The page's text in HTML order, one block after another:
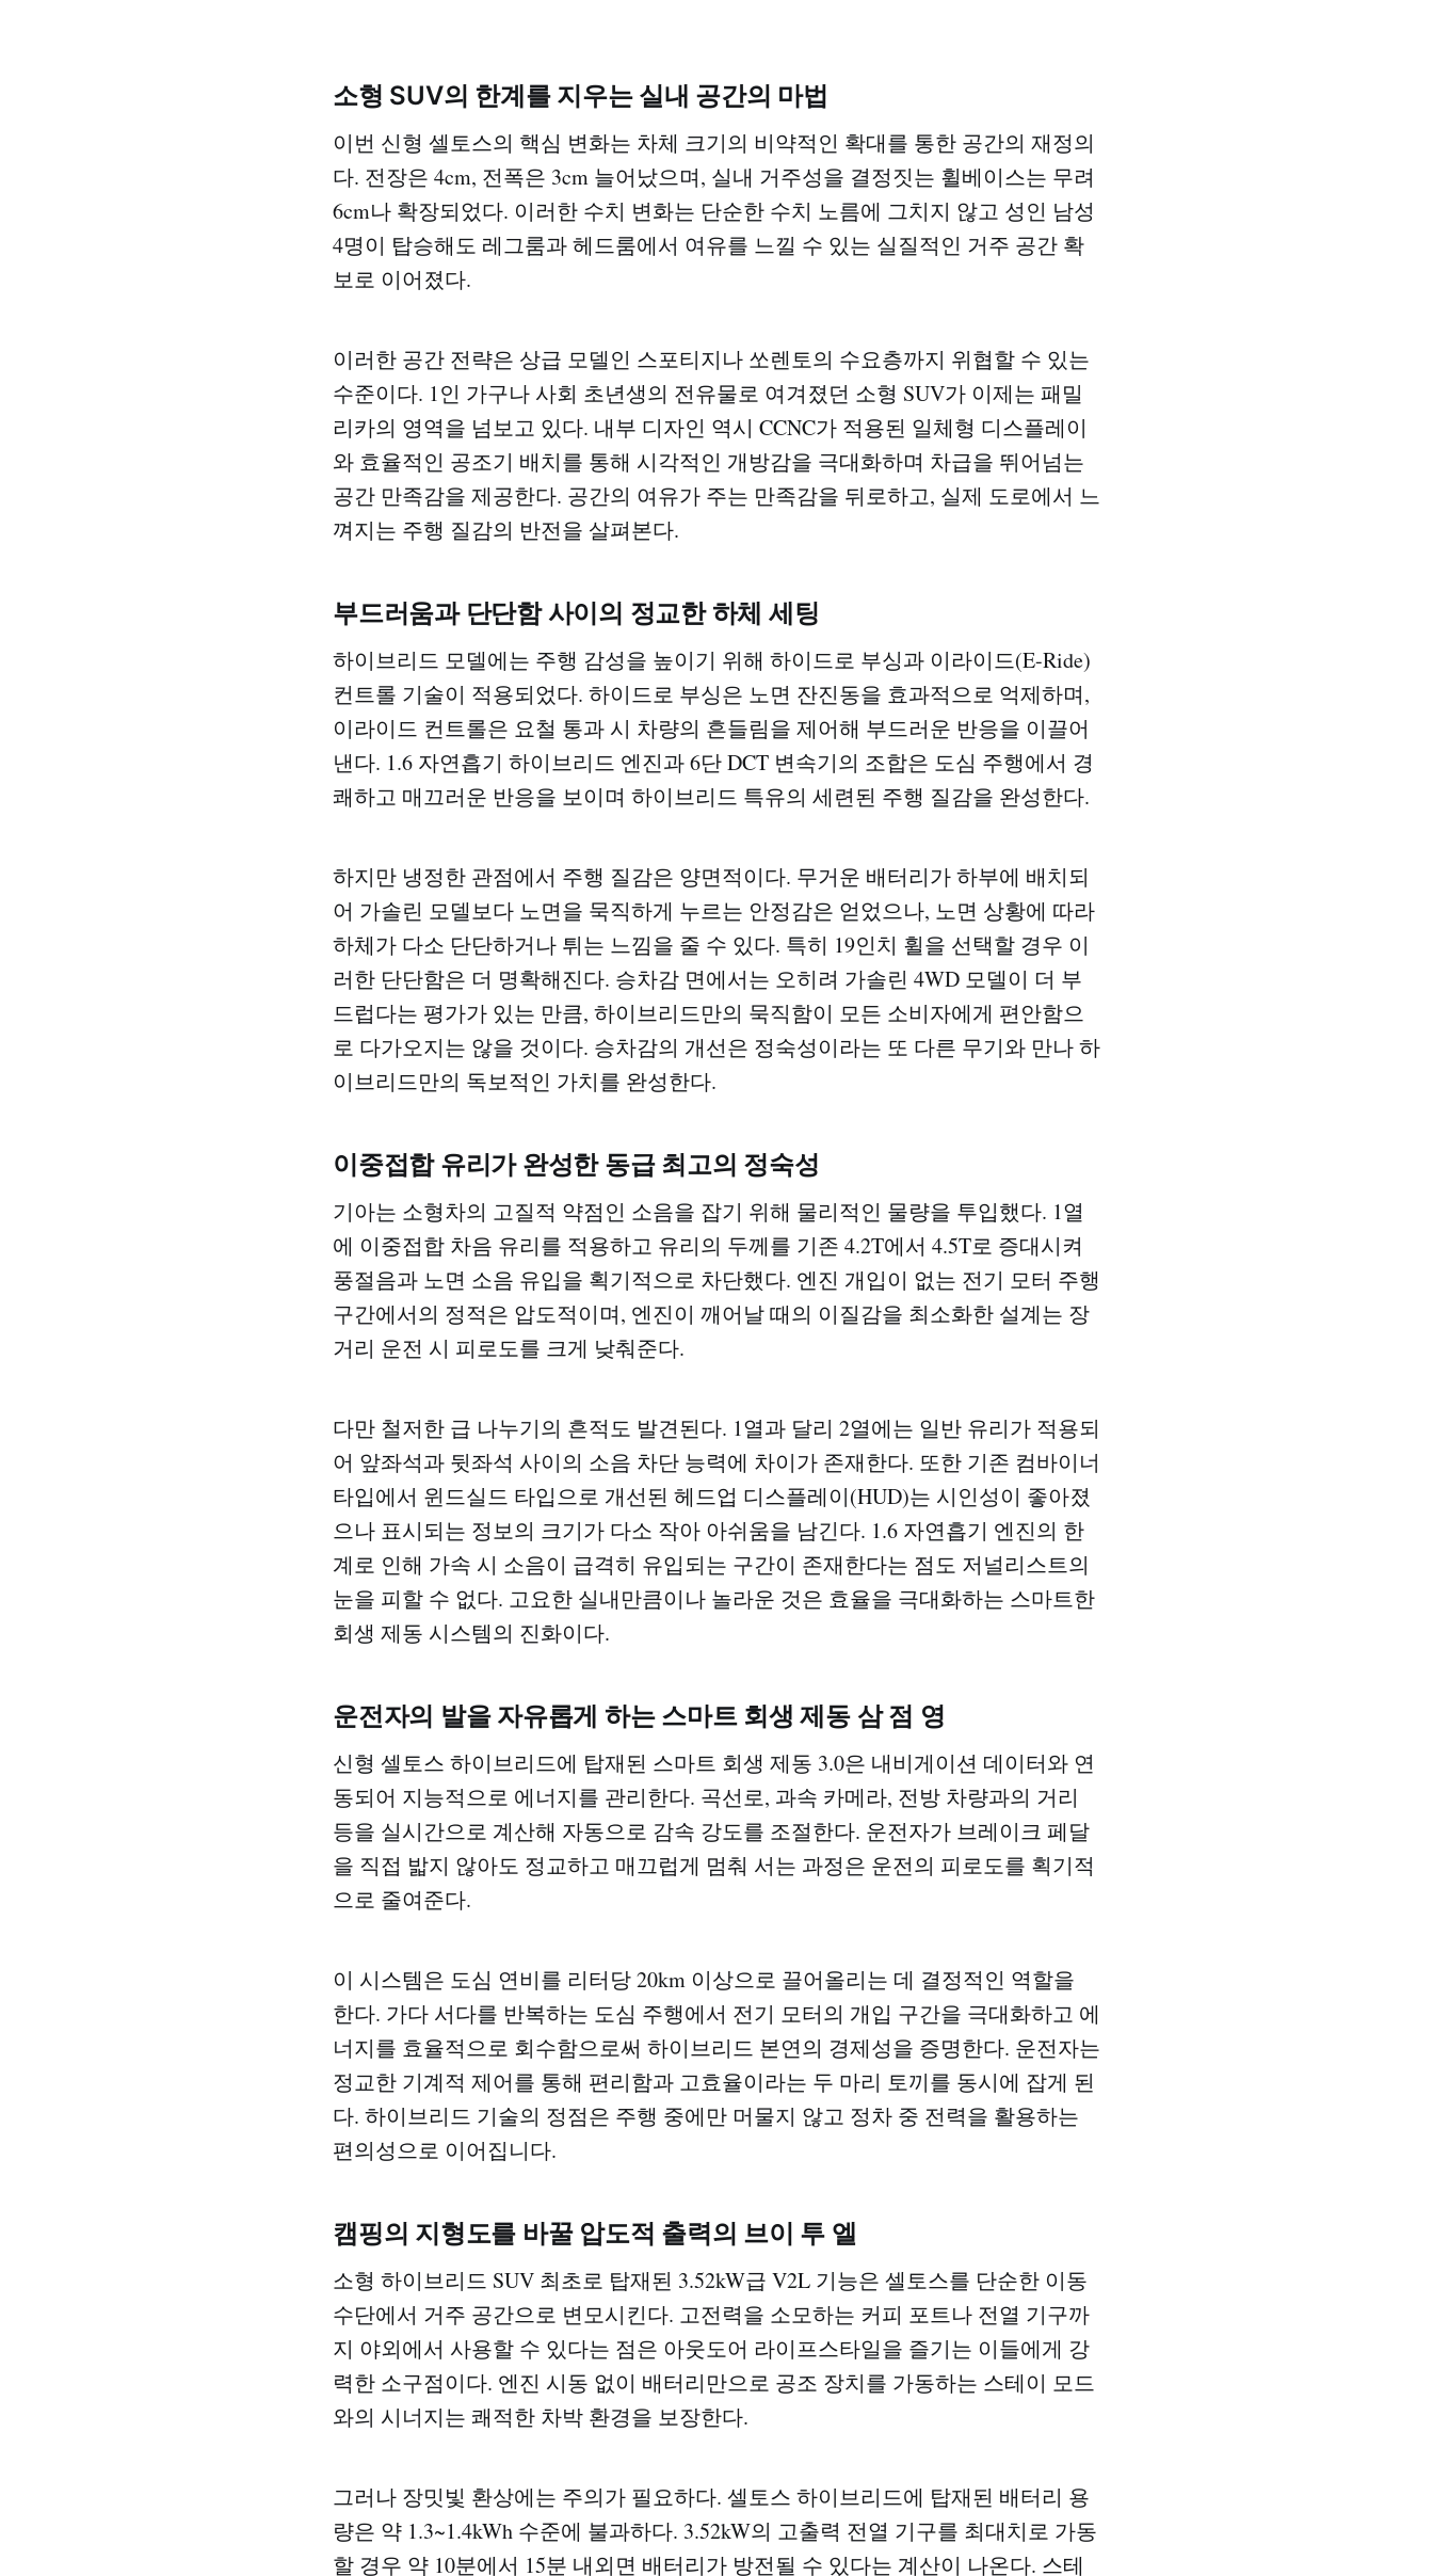
소형 SUV의 한계를 지우는 실내 공간의 마법
이번 신형 셀토스의 핵심 변화는 차체 크기의 비약적인 확대를 통한 공간의 재정의
다. 전장은 4cm, 전폭은 3cm 늘어났으며, 실내 거주성을 결정짓는 휠베이스는 무려
6cm나 확장되었다. 이러한 수치 변화는 단순한 수치 노름에 그치지 않고 성인 남성
4명이 탑승해도 레그룸과 헤드룸에서 여유를 느낄 수 있는 실질적인 거주 공간 확
보로 이어졌다.
이러한 공간 전략은 상급 모델인 스포티지나 쏘렌토의 수요층까지 위협할 수 있는
수준이다. 1인 가구나 사회 초년생의 전유물로 여겨졌던 소형 SUV가 이제는 패밀
리카의 영역을 넘보고 있다. 내부 디자인 역시 CCNC가 적용된 일체형 디스플레이
와 효율적인 공조기 배치를 통해 시각적인 개방감을 극대화하며 차급을 뛰어넘는
공간 만족감을 제공한다. 공간의 여유가 주는 만족감을 뒤로하고, 실제 도로에서 느
껴지는 주행 질감의 반전을 살펴본다.
부드러움과 단단함 사이의 정교한 하체 세팅
하이브리드 모델에는 주행 감성을 높이기 위해 하이드로 부싱과 이라이드(E-Ride)
컨트롤 기술이 적용되었다. 하이드로 부싱은 노면 잔진동을 효과적으로 억제하며,
이라이드 컨트롤은 요철 통과 시 차량의 흔들림을 제어해 부드러운 반응을 이끌어
낸다. 1.6 자연흡기 하이브리드 엔진과 6단 DCT 변속기의 조합은 도심 주행에서 경
쾌하고 매끄러운 반응을 보이며 하이브리드 특유의 세련된 주행 질감을 완성한다.
하지만 냉정한 관점에서 주행 질감은 양면적이다. 무거운 배터리가 하부에 배치되
어 가솔린 모델보다 노면을 묵직하게 누르는 안정감은 얻었으나, 노면 상황에 따라
하체가 다소 단단하거나 튀는 느낌을 줄 수 있다. 특히 19인치 휠을 선택할 경우 이
러한 단단함은 더 명확해진다. 승차감 면에서는 오히려 가솔린 4WD 모델이 더 부
드럽다는 평가가 있는 만큼, 하이브리드만의 묵직함이 모든 소비자에게 편안함으
로 다가오지는 않을 것이다. 승차감의 개선은 정숙성이라는 또 다른 무기와 만나 하
이브리드만의 독보적인 가치를 완성한다.
이중접합 유리가 완성한 동급 최고의 정숙성
기아는 소형차의 고질적 약점인 소음을 잡기 위해 물리적인 물량을 투입했다. 1열
에 이중접합 차음 유리를 적용하고 유리의 두께를 기존 4.2T에서 4.5T로 증대시켜
풍절음과 노면 소음 유입을 획기적으로 차단했다. 엔진 개입이 없는 전기 모터 주행
구간에서의 정적은 압도적이며, 엔진이 깨어날 때의 이질감을 최소화한 설계는 장
거리 운전 시 피로도를 크게 낮춰준다.
다만 철저한 급 나누기의 흔적도 발견된다. 1열과 달리 2열에는 일반 유리가 적용되
어 앞좌석과 뒷좌석 사이의 소음 차단 능력에 차이가 존재한다. 또한 기존 컴바이너
타입에서 윈드실드 타입으로 개선된 헤드업 디스플레이(HUD)는 시인성이 좋아졌
으나 표시되는 정보의 크기가 다소 작아 아쉬움을 남긴다. 1.6 자연흡기 엔진의 한
계로 인해 가속 시 소음이 급격히 유입되는 구간이 존재한다는 점도 저널리스트의
눈을 피할 수 없다. 고요한 실내만큼이나 놀라운 것은 효율을 극대화하는 스마트한
회생 제동 시스템의 진화이다.
운전자의 발을 자유롭게 하는 스마트 회생 제동 삼 점 영
신형 셀토스 하이브리드에 탑재된 스마트 회생 제동 3.0은 내비게이션 데이터와 연
동되어 지능적으로 에너지를 관리한다. 곡선로, 과속 카메라, 전방 차량과의 거리
등을 실시간으로 계산해 자동으로 감속 강도를 조절한다. 운전자가 브레이크 페달
을 직접 밟지 않아도 정교하고 매끄럽게 멈춰 서는 과정은 운전의 피로도를 획기적
으로 줄여준다.
이 시스템은 도심 연비를 리터당 20km 이상으로 끌어올리는 데 결정적인 역할을
한다. 가다 서다를 반복하는 도심 주행에서 전기 모터의 개입 구간을 극대화하고 에
너지를 효율적으로 회수함으로써 하이브리드 본연의 경제성을 증명한다. 운전자는
정교한 기계적 제어를 통해 편리함과 고효율이라는 두 마리 토끼를 동시에 잡게 된
다. 하이브리드 기술의 정점은 주행 중에만 머물지 않고 정차 중 전력을 활용하는
편의성으로 이어집니다.
캠핑의 지형도를 바꿀 압도적 출력의 브이 투 엘
소형 하이브리드 SUV 최초로 탑재된 3.52kW급 V2L 기능은 셀토스를 단순한 이동
수단에서 거주 공간으로 변모시킨다. 고전력을 소모하는 커피 포트나 전열 기구까
지 야외에서 사용할 수 있다는 점은 아웃도어 라이프스타일을 즐기는 이들에게 강
력한 소구점이다. 엔진 시동 없이 배터리만으로 공조 장치를 가동하는 스테이 모드
와의 시너지는 쾌적한 차박 환경을 보장한다.
그러나 장밋빛 환상에는 주의가 필요하다. 셀토스 하이브리드에 탑재된 배터리 용
량은 약 1.3~1.4kWh 수준에 불과하다. 3.52kW의 고출력 전열 기구를 최대치로 가동
할 경우 약 10분에서 15분 내외면 배터리가 방전될 수 있다는 계산이 나온다. 스테